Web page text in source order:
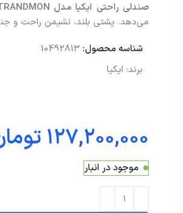
صندلی راحتی ایکیا مدل
می‌دهد. پشتی بلند، نشیمن راحت و
شناسه محصول: 10492813
برند: ایکیا
موجود در انبار